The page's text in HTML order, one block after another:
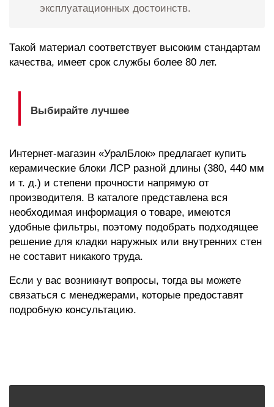
эксплуатационных достоинств.
Такой материал соответствует высоким стандартам
качества, имеет срок службы более 80 лет.
Выбирайте лучшее
Интернет-магазин «УралБлок» предлагает купить
керамические блоки ЛСР разной длины (380, 440 мм
и т. д.) и степени прочности напрямую от
производителя. В каталоге представлена вся
необходимая информация о товаре, имеются
удобные фильтры, поэтому подобрать подходящее
решение для кладки наружных или внутренних стен
не составит никакого труда.
Если у вас возникнут вопросы, тогда вы можете
связаться с менеджерами, которые предоставят
подробную консультацию.